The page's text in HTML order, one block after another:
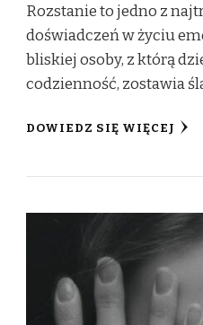
Rozstanie to jedno z
doświadczeń w życiu
bliskiej osoby, z którą
codzienność, zostawia
DOWIEDZ SIĘ WIĘCEJ